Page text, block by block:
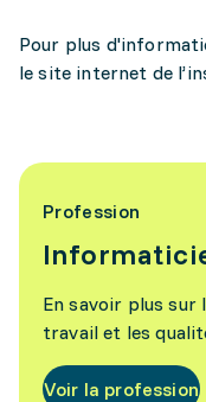
Pour plus
le site internet de
Profession
En savoir plus sur
travail et les
Voir la profession